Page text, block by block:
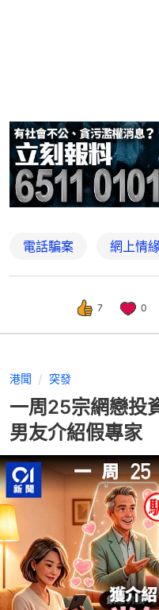
電話騙案 網上情
7 0
港聞 突發
一周25宗網戀
男友介紹假專